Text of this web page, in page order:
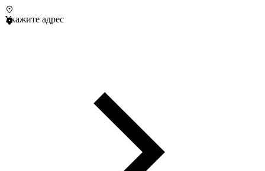
Укажите адрес